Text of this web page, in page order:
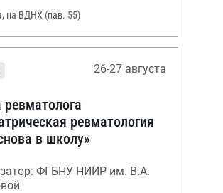
на ВДНХ (пав. 55)
26-27 августа
ревматология
в школу»
ФГБНУ НИИР им. В.А.